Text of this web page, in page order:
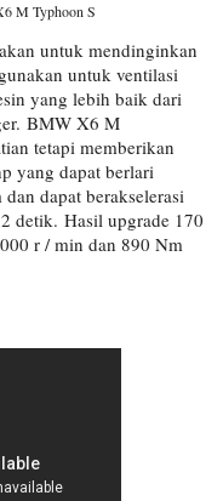
M Typhoon S
untuk mendinginkan
untuk ventilasi
yang lebih baik dari
BMW X6 M
tetapi memberikan
yang dapat berlari
dapat berakselerasi
detik. Hasil upgrade 170
r / min dan 890 Nm